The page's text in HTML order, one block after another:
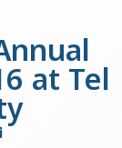
at Tel